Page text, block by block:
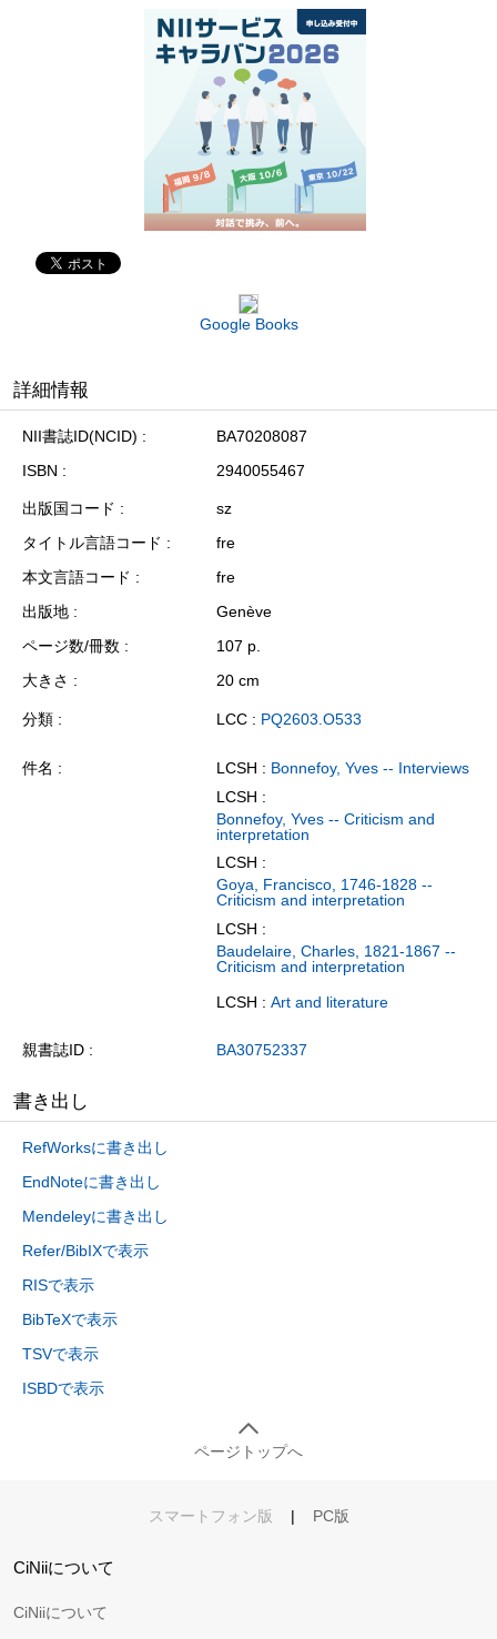
Google Books
詳細情報
NII書誌ID(NCID)
BA70208087
ISBN
2940055467
出版国コード
sz
タイトル言語コード
fre
本文言語コード
fre
出版地
Genève
ページ数/冊数
107 p.
大きさ
20 cm
分類 LCC : PQ2603.O533
件名 LCSH : Bonnefoy, Yves -- Interviews
LCSH :
Bonnefoy, Yves -- Criticism and
interpretation
LCSH :
Goya, Francisco, 1746-1828 --
Criticism and interpretation
LCSH :
Baudelaire, Charles, 1821-1867 --
Criticism and interpretation
LCSH : Art and literature
親書誌ID BA30752337
書き出し
RefWorksに書き出し
EndNoteに書き出し
Mendeleyに書き出し
Refer/BibIXで表示
RISで表示
BibTeXで表示
TSVで表示
ISBDで表示
ページトップへ
スマートフォン版 | PC版
CiNiiについて
CiNiiについて